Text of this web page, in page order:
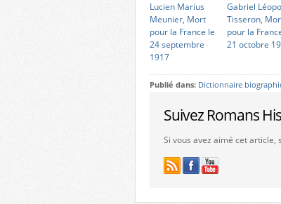
Lucien Marius
Meunier, Mort
pour la France le
24 septembre
1917
Gabriel
Tisseron,
pour la
21 octobre
Publié dans: Dictionnaire
Suivez Romans
Si vous avez aimé cet